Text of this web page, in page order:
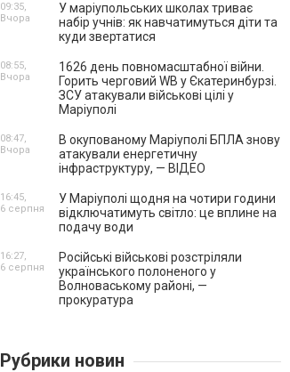
У маріупольських школах триває
набір учнів: як навчатимуться діти та
куди звертатися
09:35,
Вчора
1626 день повномасштабної війни.
Горить черговий WB у Єкатеринбурзі.
ЗСУ атакували військові цілі у
Маріуполі
08:55,
Вчора
В окупованому Маріуполі БПЛА знову
атакували енергетичну
інфраструктуру, — ВІДЕО
08:47,
Вчора
У Маріуполі щодня на чотири години
відключатимуть світло: це вплине на
подачу води
16:45,
6 серпня
Російські військові розстріляли
українського полоненого у
Волноваському районі, —
прокуратура
16:27,
6 серпня
Рубрики новин